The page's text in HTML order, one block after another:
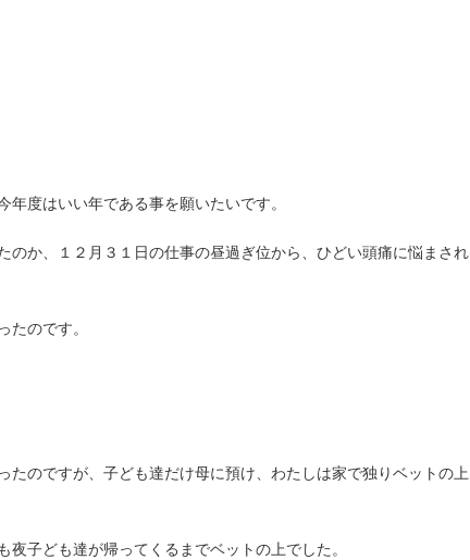
度はいい年である事を願いたいです。
のか、１２月３１日の仕事の昼過ぎ位から、ひどい頭痛に悩まされ
たのです。
のですが、子ども達だけ母に預け、わたしは家で独りベットの上
子ども達が帰ってくるまでベットの上でした。